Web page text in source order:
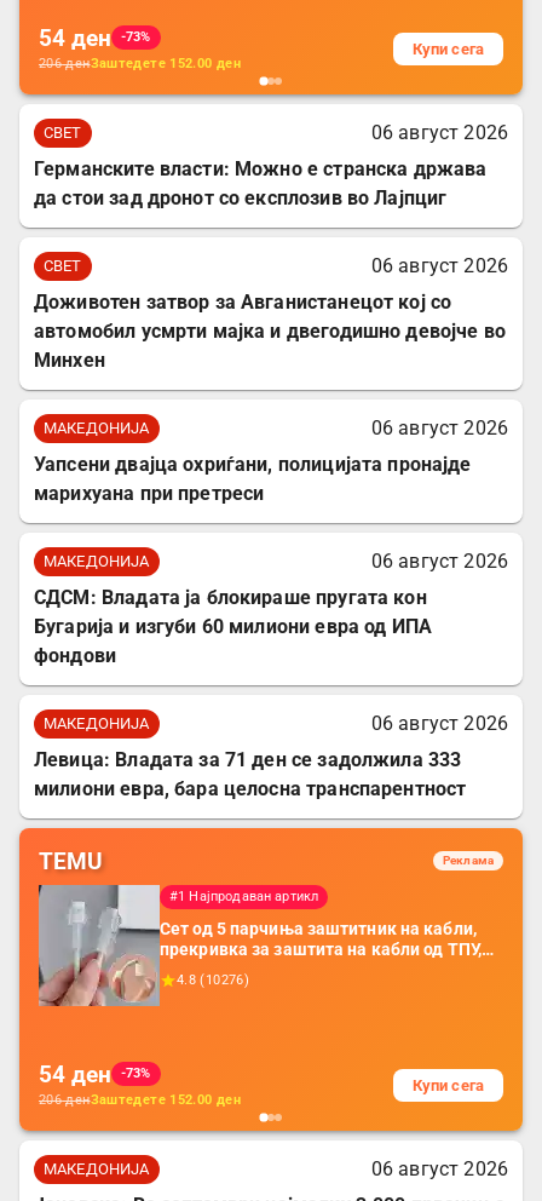
54 ден
-73%
206денЗаштедете 152.00 ден
Купи сега
СВЕТ
06 август 2026
Германските власти: Можно е странска држава
да стои зад дронот со експлозив во Лајпциг
СВЕТ
06 август 2026
Доживотен затвор за Авганистанецот кој со
автомобил усмрти мајка и двегодишно девојче во
Минхен
МАКЕДОНИЈА
06 август 2026
Уапсени двајца охриѓани, полицијата пронајде
марихуана при претреси
МАКЕДОНИЈА
06 август 2026
СДСМ: Владата ја блокираше пругата кон
Бугарија и изгуби 60 милиони евра од ИПА
фондови
МАКЕДОНИЈА
06 август 2026
Левица: Владата за 71 ден се задолжила 333
милиони евра, бара целосна транспарентност
TEMU Реклама
#1 Најпродаван артикл
Сет од 5 парчиња заштитник на кабли,
прекривка за заштита на кабли од ТПУ,
додатоци за заштита на кабли, без
батерија, за мобилни телефони, комплет
4.8 (10276)
54 ден
-73%
206денЗаштедете 152.00 ден
Купи сега
МАКЕДОНИЈА
06 август 2026